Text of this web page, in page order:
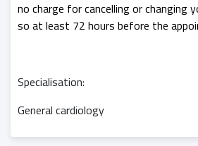
no charge for cancelling or changing
so at least 72 hours before the
Specialisation:
General cardiology